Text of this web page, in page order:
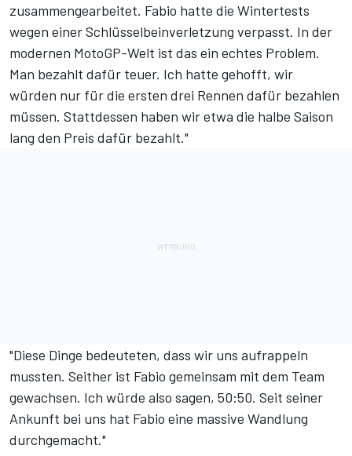
zusammengearbeitet. Fabio hatte die Wintertests
wegen einer Schlüsselbeinverletzung verpasst. In der
modernen MotoGP-Welt ist das ein echtes Problem.
Man bezahlt dafür teuer. Ich hatte gehofft, wir
würden nur für die ersten drei Rennen dafür bezahlen
müssen. Stattdessen haben wir etwa die halbe Saison
lang den Preis dafür bezahlt."
"Diese Dinge bedeuteten, dass wir uns aufrappeln
mussten. Seither ist Fabio gemeinsam mit dem Team
gewachsen. Ich würde also sagen, 50:50. Seit seiner
Ankunft bei uns hat Fabio eine massive Wandlung
durchgemacht."